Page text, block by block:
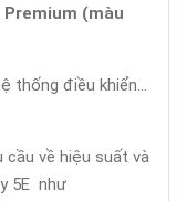
Premium (màu
thống điều khiển...
về hiệu suất và
5E như